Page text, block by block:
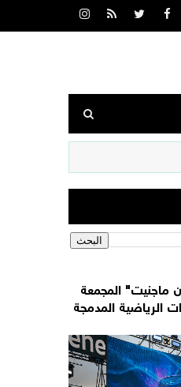
ماجنيت" المجمعة
الرياضية المدمجة